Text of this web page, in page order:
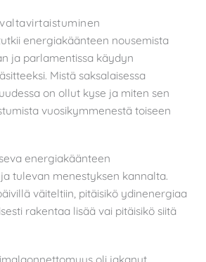
energiakäänteen nousemista
ja parlamentissa käydyn
Mistä saksalaisessa
on ollut kyse ja miten sen
vuosikymmenestä toiseen
energiakäänteen
tulevan menestyksen kannalta.
väiteltiin, pitäisikö ydinenergiaa
rakentaa lisää vai pitäisikö siitä